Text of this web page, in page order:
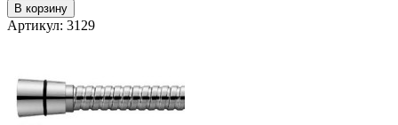
В корзину
Артикул: 3129